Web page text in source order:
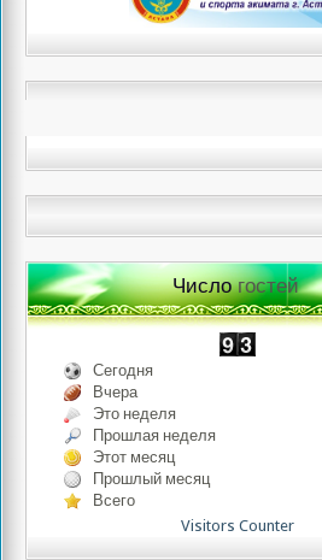
Числогостей
Сегодня
Вчера
Это неделя
Прошлая неделя
Этот месяц
Прошлый месяц
Всего
Visitors Counter